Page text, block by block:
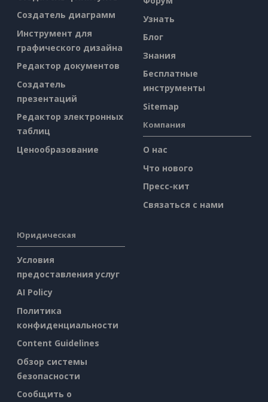
Создатель диаграмм
Инструмент для
графического дизайна
Редактор документов
Создатель
презентаций
Редактор электронных
таблиц
Ценообразование
Узнать
Блог
Знания
Бесплатные
инструменты
Sitemap
Компания
О нас
Что нового
Пресс-кит
Связаться с нами
Юридическая
Условия
предоставления услуг
AI Policy
Политика
конфиденциальности
Content Guidelines
Обзор системы
безопасности
Сообщить о